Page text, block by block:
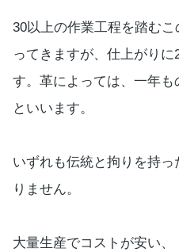
30以上の作業工程を踏む
ってきますが、仕上がりに
す。革によっては、一年
といいます。
いずれも伝統と拘りを持
りません。
大量生産でコストが安い